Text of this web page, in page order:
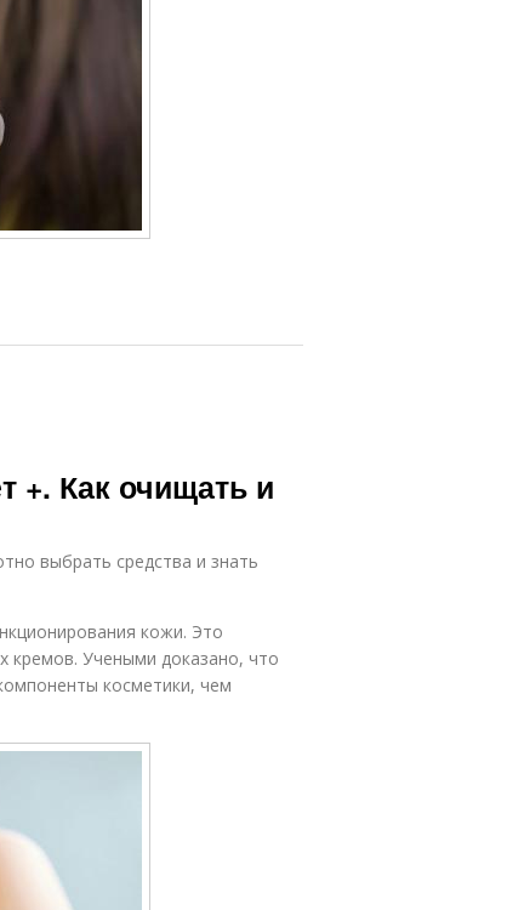
+. Как очищать и
выбрать средства и знать
кожи. Это
кремов. Учеными доказано, что
косметики, чем